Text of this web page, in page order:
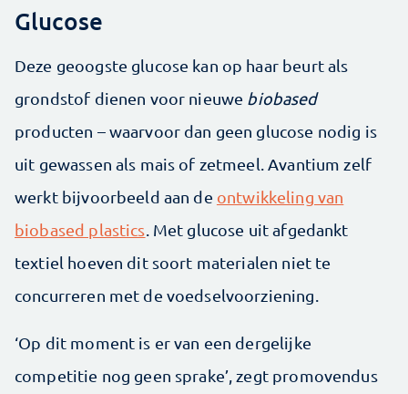
Glucose
Deze geoogste glucose kan op haar beurt als
grondstof dienen voor nieuwe biobased
producten – waarvoor dan geen glucose nodig is
uit gewassen als mais of zetmeel. Avantium zelf
werkt bijvoorbeeld aan de ontwikkeling van
biobased plastics . Met glucose uit afgedankt
textiel hoeven dit soort materialen niet te
concurreren met de voedselvoorziening.
‘Op dit moment is er van een dergelijke
competitie nog geen sprake’, zegt promovendus